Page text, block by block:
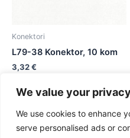
We value your privacy
We use cookies to enhance
serve personalised ads or
Konektori
L79-38 Konektor, 10 kom
3,32€
Dodaj u košaricu